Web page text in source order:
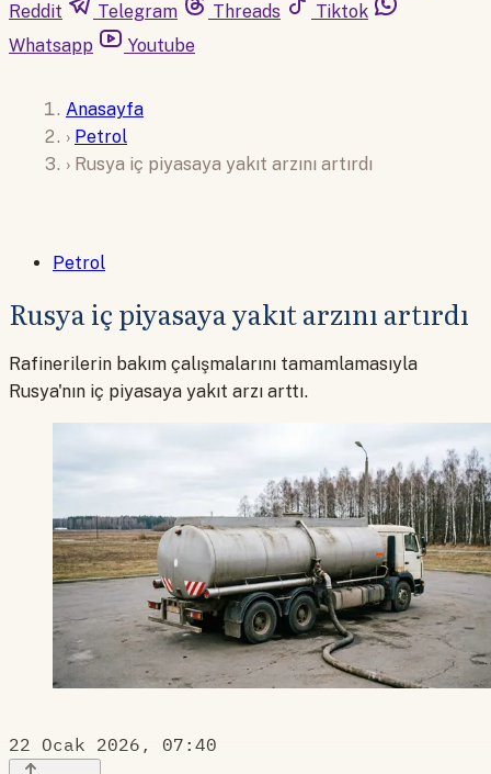
Reddit
Telegram Threads
Tiktok
Whatsapp
Youtube
Anasayfa
› Petrol
› Rusya iç piyasaya yakıt arzını artırdı
Petrol
Rusya iç piyasaya yakıt arzını artırdı
Rafinerilerin bakım çalışmalarını tamamlamasıyla
Rusya'nın iç piyasaya yakıt arzı arttı.
22 Ocak 2026, 07:40